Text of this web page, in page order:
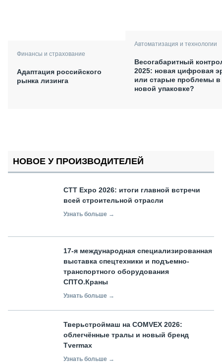
Финансы и страхование
Адаптация российского
рынка лизинга
Автоматизация и технологии
Весогабаритный
2025: новая цифровая
или старые проблемы в
новой упаковке?
НОВОЕ У ПРОИЗВОДИТЕЛЕЙ
СТТ Expo 2026: итоги главной встречи
всей строительной отрасли
Узнать больше →
17-я международная специализированная
выставка спецтехники и подъемно-
транспортного оборудования
СПТО.Краны
Узнать больше →
Тверьстроймаш на COMVEX 2026:
облегчённые тралы и новый бренд
Tvermax
Узнать больше →